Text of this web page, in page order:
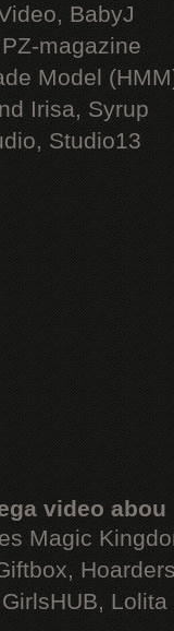
BabyJ
magazine
Model
Irisa, Syrup
Studio13
video abou
Magic
Lolita